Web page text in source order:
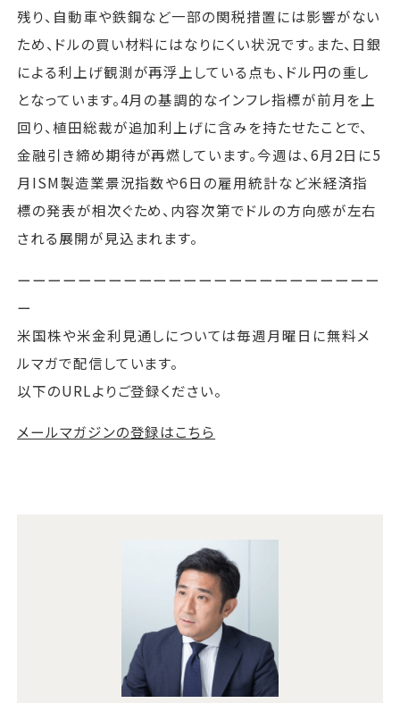
残り、自動車や鉄鋼など一部の関税措置には影響がない
ため、ドルの買い材料にはなりにくい状況です。また、日銀
による利上げ観測が再浮上している点も、ドル円の重し
となっています。4月の基調的なインフレ指標が前月を上
回り、植田総裁が追加利上げに含みを持たせたことで、
金融引き締め期待が再燃しています。今週は、6月2日に5
月ISM製造業景況指数や6日の雇用統計など米経済指
標の発表が相次ぐため、内容次第でドルの方向感が左右
される展開が見込まれます。
ーーーーーーーーーーーーーーーーーーーーーーーー
ー
米国株や米金利見通しについては毎週月曜日に無料メ
ルマガで配信しています。
以下のURLよりご登録ください。
メールマガジンの登録はこちら